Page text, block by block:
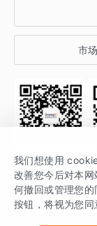
增长博客
开发者文档
SDK 文档
场景指南
增长大会
行业活动
市
关注公众号
GrowingIO 是专注
我们想使用
改善您今后对本
何撤回或管理您
按钮，将视为您同